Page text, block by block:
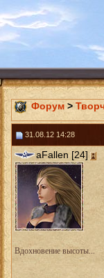
Форум >
31.08.12 14:28
aFallen [24]
Вдохновение высоты...